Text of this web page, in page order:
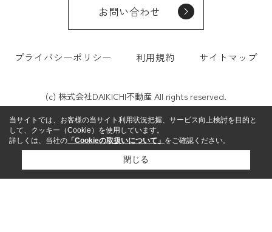
お問い合わせ
プライバシーポリシー 利用規約 サイトマップ
(c) 株式会社DAIKICHI不動産 All rights reserved.
当サイトでは、お客様の当サイト利用状況把握、サービス向上検討を目的と
して、クッキー（Cookie）を使用しています。
詳しくは、当社の 「Cookieの取扱いについて」 をご確認ください。
閉じる